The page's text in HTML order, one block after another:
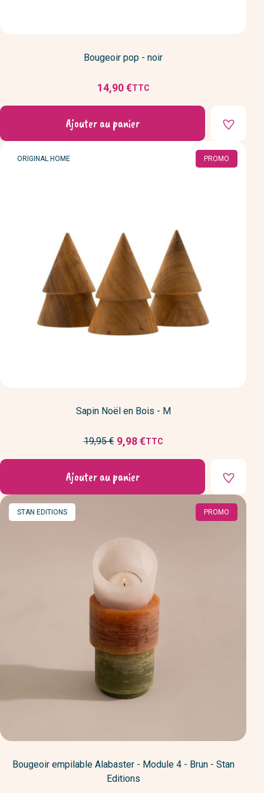
Bougeoir pop - noir
Prix
14,90 €TTC
Ajouter au panier
MARQUE
ORIGINAL HOME PROMO
Sapin Noël en Bois - M
Prix
base
19,95 €
Prix
réduit
9,98 €TTC
Ajouter au panier
MARQUE
STAN EDITIONS PROMO
Bougeoir empilable Alabaster - Module 4 - Brun - Stan
Editions